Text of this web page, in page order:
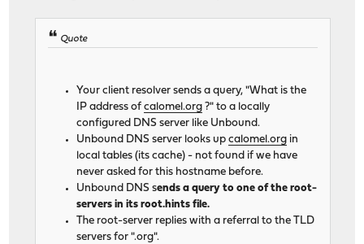
Quote
Your client resolver sends a query, "What is the
IP address ofcalomel.org ?" to a locally
configured DNS server like Unbound.
Unbound DNS server looks upcalomel.org in
local tables (its cache) - not found if we have
never asked for this hostname before.
Unbound DNS sends a query to one of the root-
servers in its root.hints file.
The root-server replies with a referral to the TLD
servers for ".org".